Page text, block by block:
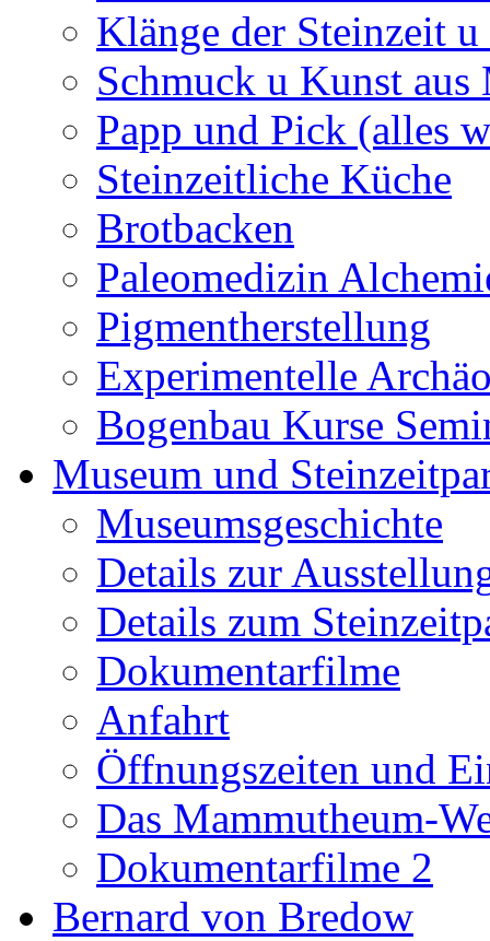
Klänge der Steinzeit u
Schmuck u Kunst
Papp und Pick (alles
Steinzeitliche Küche
Brotbacken
Paleomedizin
Pigmentherstellung
Experimentelle
Bogenbau Kurse
Museum und
Museumsgeschichte
Details zur
Details zum
Dokumentarfilme
Anfahrt
Öffnungszeiten und
Das Mammutheum-
Dokumentarfilme 2
Bernard von Bredow